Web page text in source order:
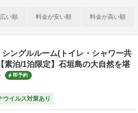
広い順 料金が安い順 料金が高い順
シングルルーム(トイレ・シャワー共
素泊/1泊限定】石垣島の大自然を堪
即予約
ウイルス対策あり